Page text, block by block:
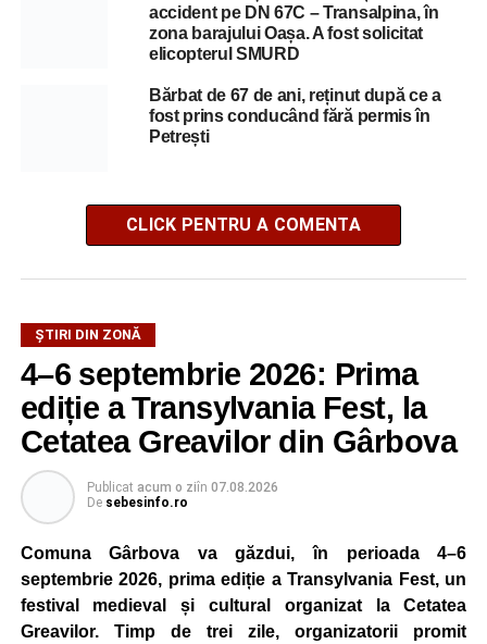
accident pe DN 67C – Transalpina, în
zona barajului Oașa. A fost solicitat
elicopterul SMURD
Bărbat de 67 de ani, reținut după ce a
fost prins conducând fără permis în
Petrești
CLICK PENTRU A COMENTA
ȘTIRI DIN ZONĂ
4–6 septembrie 2026: Prima
ediție a Transylvania Fest, la
Cetatea Greavilor din Gârbova
Publicat acum o ziîn 07.08.2026
De sebesinfo.ro
Comuna Gârbova va găzdui, în perioada 4–6
septembrie 2026, prima ediție a Transylvania Fest, un
festival medieval și cultural organizat la Cetatea
Greavilor. Timp de trei zile, organizatorii promit